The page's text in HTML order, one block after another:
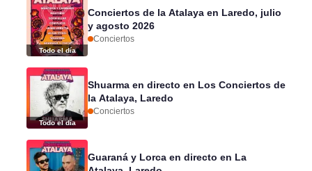
Todo el día
Conciertos de la Atalaya en Laredo, julio
y agosto 2026
Conciertos
Todo el día
Shuarma en directo en Los Conciertos de
la Atalaya, Laredo
Conciertos
Guaraná y Lorca en directo en La